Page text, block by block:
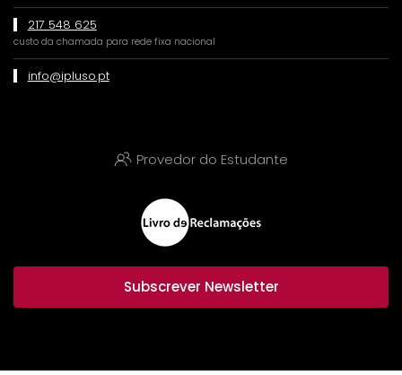
217 548 625
custo da chamada para rede fixa nacional
info@ipluso.pt
Provedor do Estudante
Subscrever Newsletter